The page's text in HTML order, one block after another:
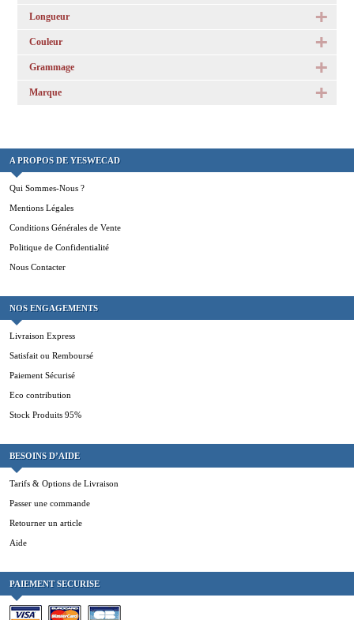
Longueur
Couleur
Grammage
Marque
A PROPOS DE YESWECAD
Qui Sommes-Nous ?
Mentions Légales
Conditions Générales de Vente
Politique de Confidentialité
Nous Contacter
NOS ENGAGEMENTS
Livraison Express
Satisfait ou Remboursé
Paiement Sécurisé
Eco contribution
Stock Produits 95%
BESOINS D’AIDE
Tarifs & Options de Livraison
Passer une commande
Retourner un article
Aide
PAIEMENT SECURISE